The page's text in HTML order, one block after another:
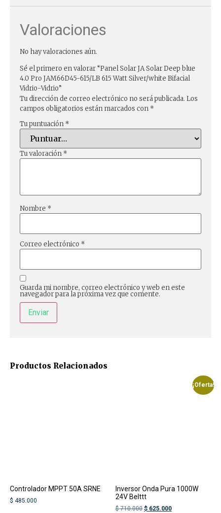
Productos Relacionados
Controlador MPPT 50A SRNE
$ 485.000
¡Oferta!
Inversor Onda Pura 1000W
24V Belttt
$710.000 $ 625.000
Valoraciones
No hay valoraciones aún.
Sé el primero en valorar “Panel Solar JA Solar Deep blue
4.0 Pro JAM66D45-615/LB 615 Watt Silver/white Bifacial
Vidrio-Vidrio”
Tu dirección de correo electrónico no será publicada. Los
campos obligatorios están marcados con *
Tu puntuación *
Tu valoración *
Nombre *
Correo electrónico *
Guarda mi nombre, correo electrónico y web en este
navegador para la próxima vez que comente.